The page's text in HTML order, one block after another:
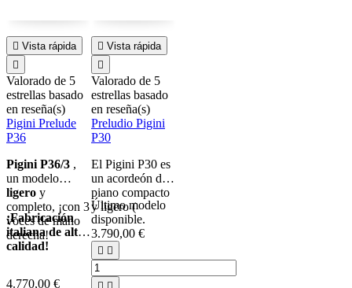
 Vista rápida

Valorado de 5
estrellas basado
en reseña(s)
Pigini Prelude
P36
Pigini P36/3 ,
un modelo
ligero y
completo, ¡con 3
voces de mano
derecha!
¡Fabricación
italiana de alta
calidad!
4.770,00 €
 Vista rápida

Valorado de 5
estrellas basado
en reseña(s)
Preludio Pigini
P30
El Pigini P30 es
un acordeón de
piano compacto
y ligero (
Último modelo
disponible.
3.790,00 €
 